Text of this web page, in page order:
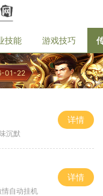
技能 游戏技巧
01-22
沉默
详情
自动挂机
详情